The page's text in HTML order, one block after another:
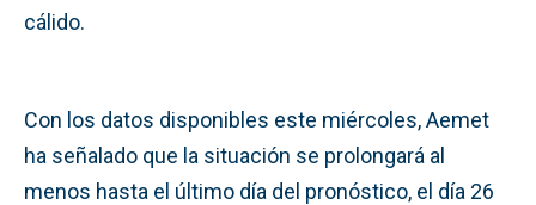
cálido.
Con los datos disponibles este miércoles, Aemet
ha señalado que la situación se prolongará al
menos hasta el último día del pronóstico, el día 26